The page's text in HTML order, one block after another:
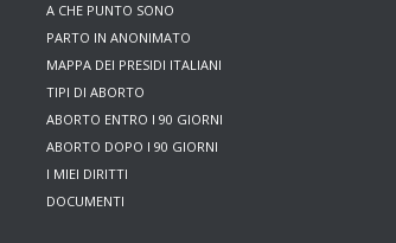
A CHE PUNTO SONO
PARTO IN ANONIMATO
MAPPA DEI PRESIDI ITALIANI
TIPI DI ABORTO
ABORTO ENTRO I 90 GIORNI
ABORTO DOPO I 90 GIORNI
I MIEI DIRITTI
DOCUMENTI